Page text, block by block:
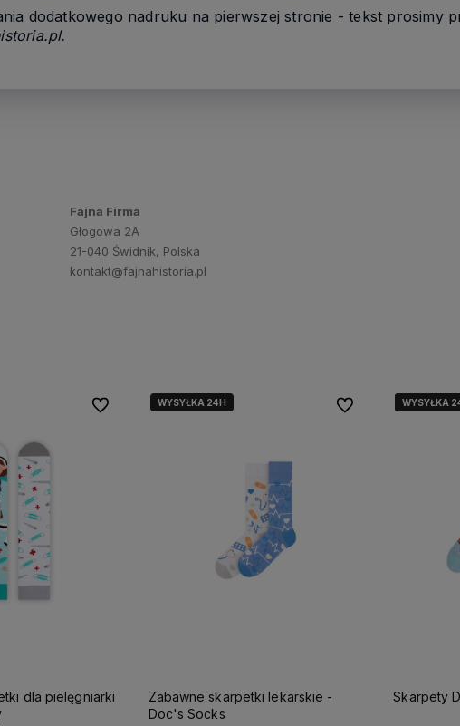
dodatkowego nadruku na pierwszej stronie - tekst prosimy
.
Fajna Firma
Głogowa 2A
21-040 Świdnik, Polska
kontakt@fajnahistoria.pl
dla pielęgniarki
Do ulubionychWYSYŁKA 24H
Zabawne skarpetki lekarskie -
Doc's Socks
Do ulubionychWYSYŁKA
WYSYŁKA
WYSYŁKA
Skarpety